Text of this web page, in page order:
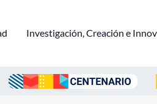
Investigación, Creación e